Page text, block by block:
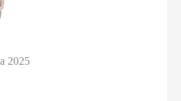
2025